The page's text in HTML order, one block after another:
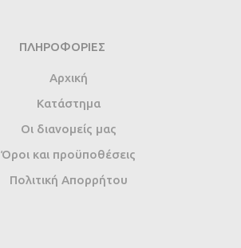
ΠΛΗΡΟΦΟΡΊΕΣ
Αρχική
Κατάστημα
Οι διανομείς μας
Όροι και προϋποθέσεις
Πολιτική Απορρήτου